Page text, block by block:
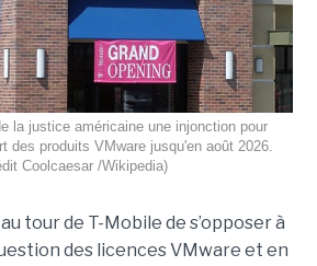
la justice américaine une injonction pour
des produits VMware jusqu'en août 2026.
Coolcaesar /Wikipedia)
au tour de T-Mobile de s’opposer à
des licences VMware et en